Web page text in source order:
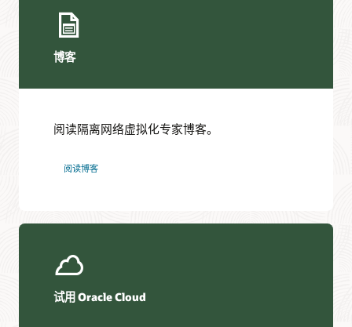
博客
阅读隔离网络虚拟化专家博客。
阅读博客
试用 Oracle Cloud